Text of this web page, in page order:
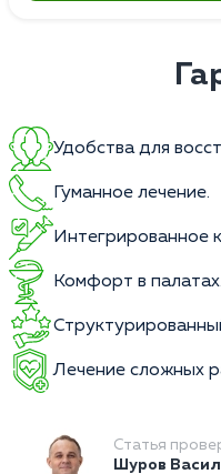
Удобства для
Гуманное лечение.
Интегрированное
Комфорт в палатах.
Лечение сложных
Статья
Шуров